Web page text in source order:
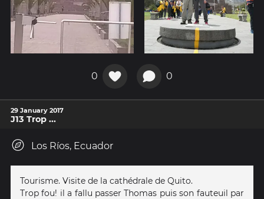
0 0
29 January 2017
J13 Trop ...
Los Ríos, Ecuador
Tourisme. Visite de la cathédrale de Quito.
Trop fou! il a fallu passer Thomas puis son fauteuil par